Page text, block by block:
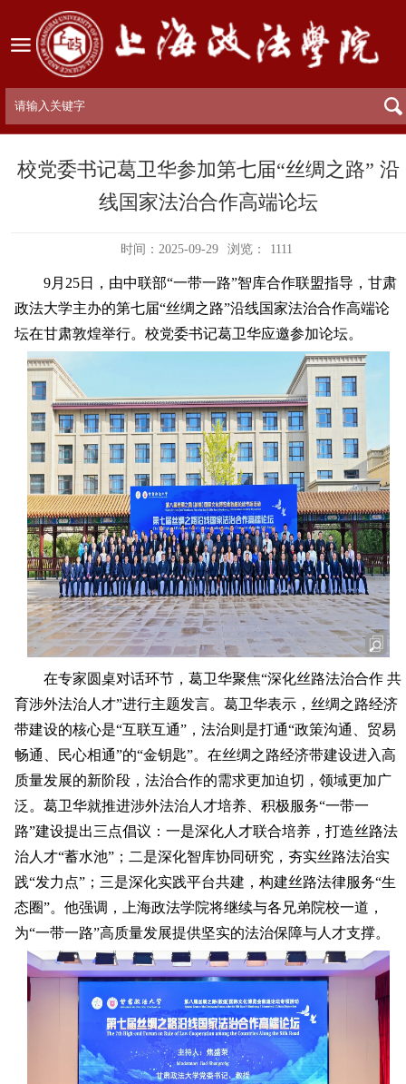
校党委书记葛卫华参加第七届“丝绸之路” 沿
线国家法治合作高端论坛
时间：2025-09-29 浏览： 1111
9月25日，由中联部“一带一路”智库合作联盟指导，甘肃
政法大学主办的第七届“丝绸之路”沿线国家法治合作高端论
坛在甘肃敦煌举行。校党委书记葛卫华应邀参加论坛。
在专家圆桌对话环节，葛卫华聚焦“深化丝路法治合作 共
育涉外法治人才”进行主题发言。葛卫华表示，丝绸之路经济
带建设的核心是“互联互通”，法治则是打通“政策沟通、贸易
畅通、民心相通”的“金钥匙”。在丝绸之路经济带建设进入高
质量发展的新阶段，法治合作的需求更加迫切，领域更加广
泛。葛卫华就推进涉外法治人才培养、积极服务“一带一
路”建设提出三点倡议：一是深化人才联合培养，打造丝路法
治人才“蓄水池”；二是深化智库协同研究，夯实丝路法治实
践“发力点”；三是深化实践平台共建，构建丝路法律服务“生
态圈”。他强调，上海政法学院将继续与各兄弟院校一道，
为“一带一路”高质量发展提供坚实的法治保障与人才支撑。